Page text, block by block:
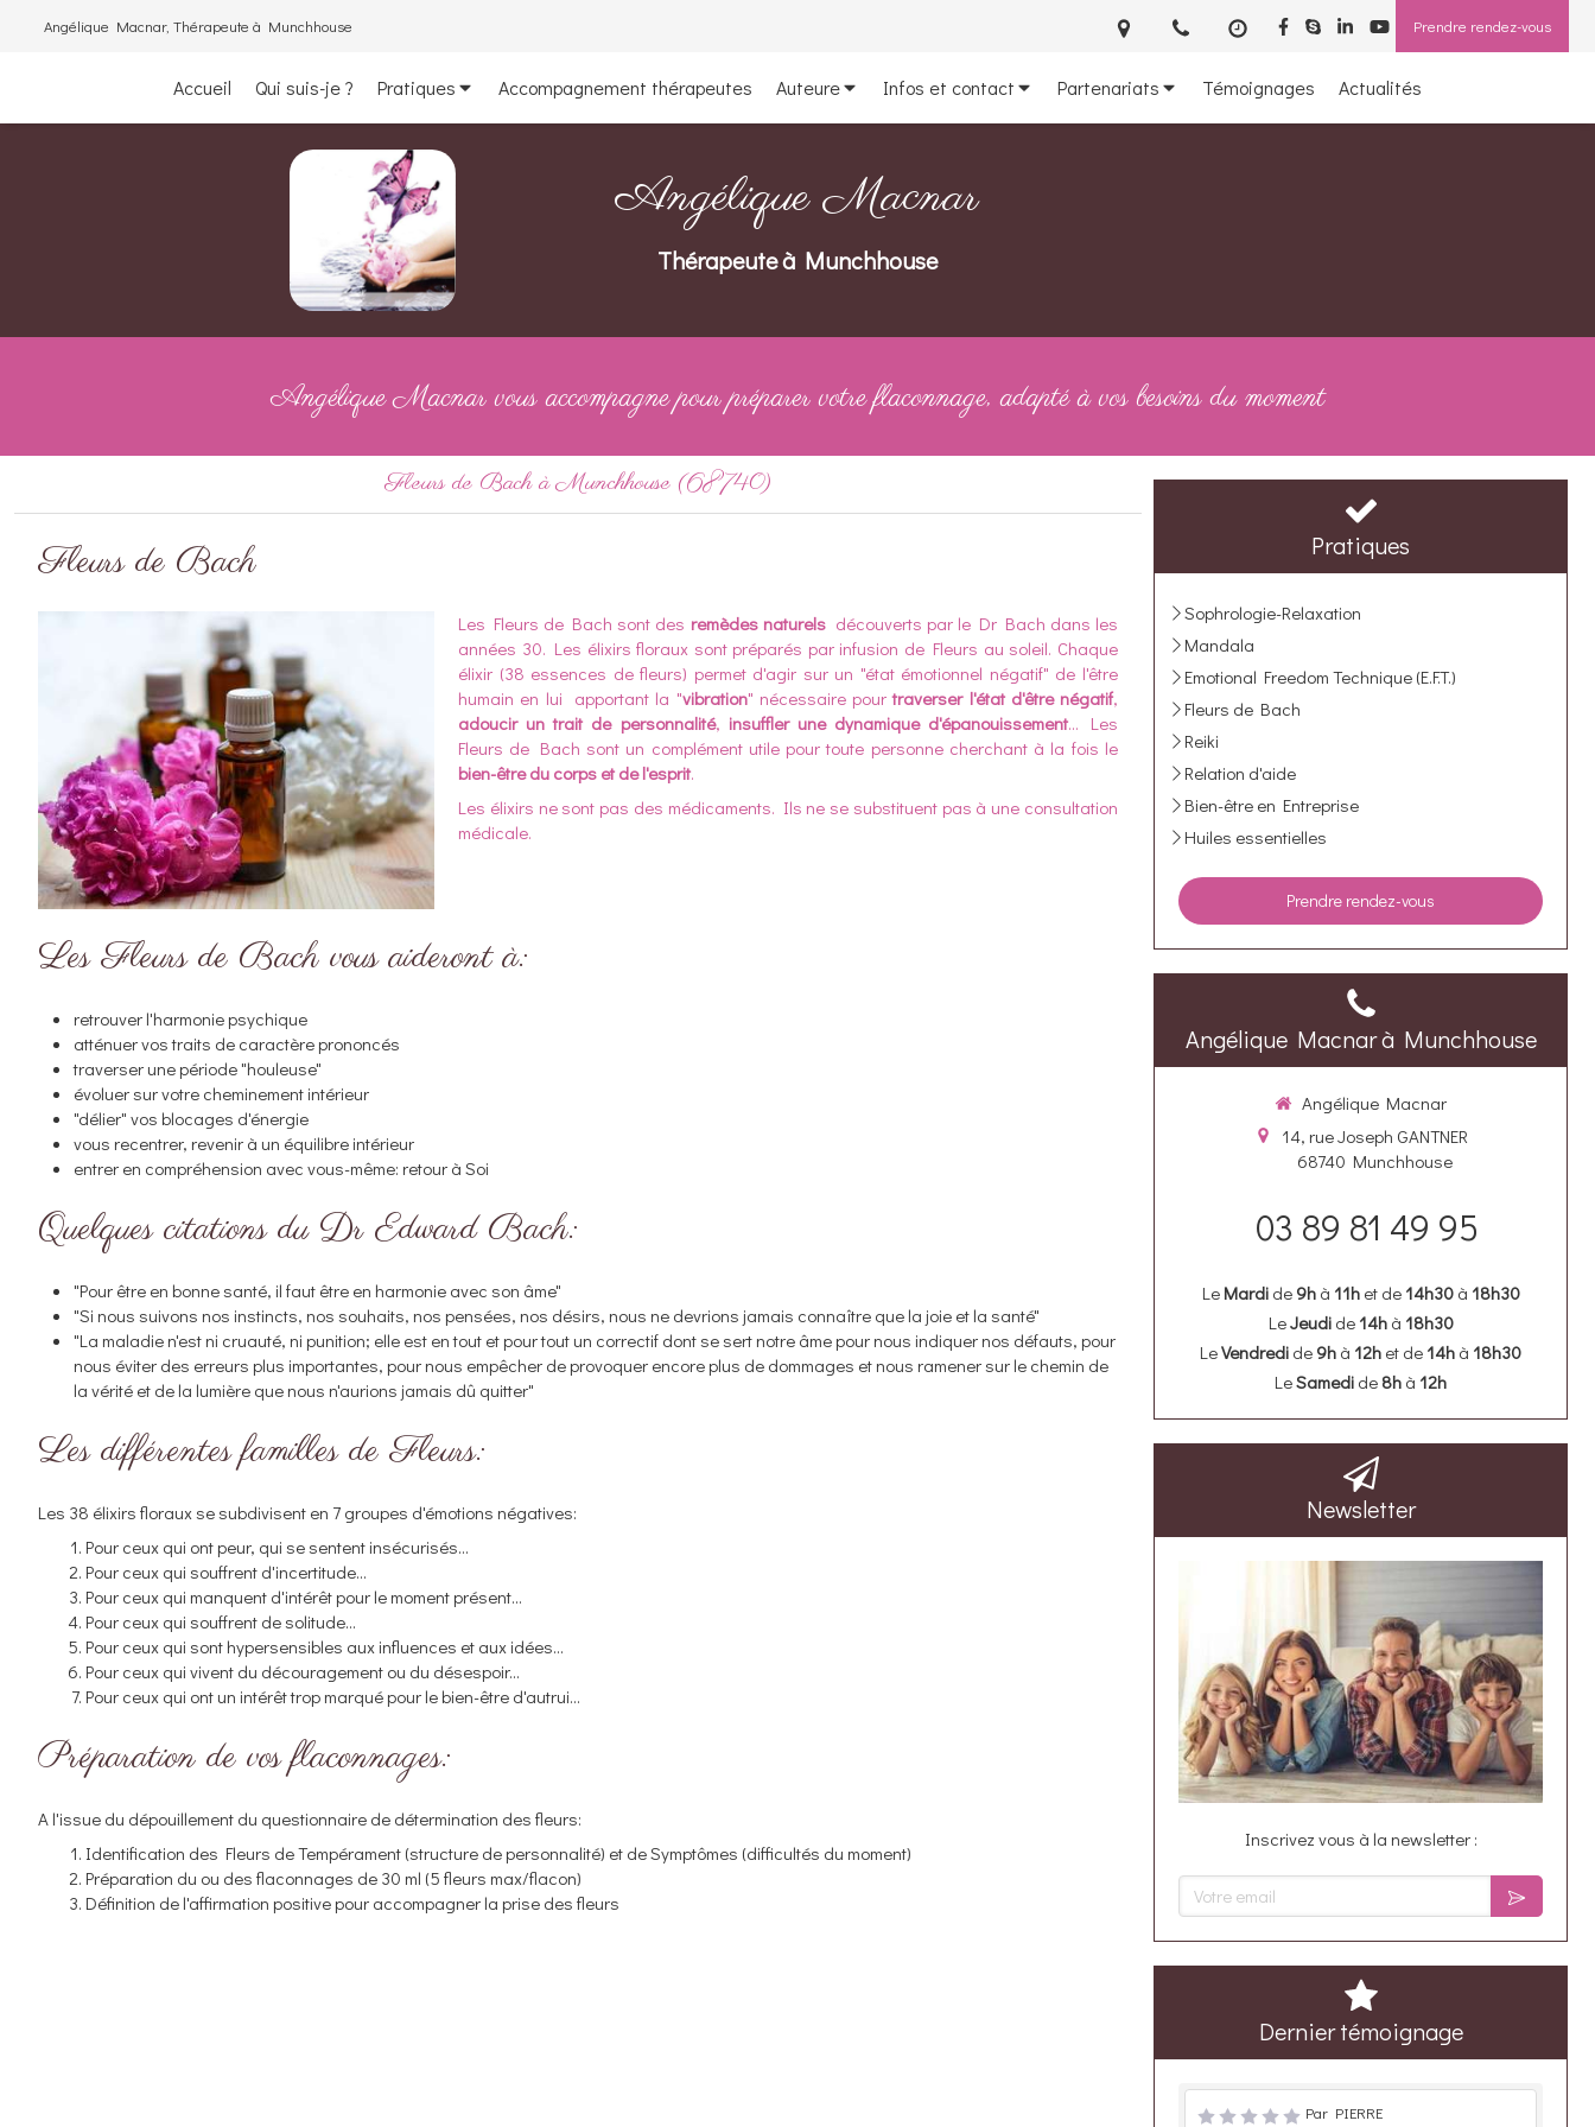
Angélique Macnar, Thérapeute à Munchhouse Prendre rendez-vous
Accueil Qui suis-je ? Pratiques Accompagnement thérapeutes Auteure Infos et contact Partenariats Témoignages Actualités
Angélique Macnar
Thérapeute à Munchhouse
Angélique Macnar vous accompagne pour préparer votre flaconnage, adapté à vos besoins du moment
Fleurs de Bach à Munchhouse (68740)
Fleurs de Bach
Les Fleurs de Bach sont des remèdes naturelsdécouverts par le Dr Bach dans les
années 30. Les élixirs floraux sont préparés par infusion de Fleurs au soleil. Chaque
élixir (38 essences de fleurs) permet d'agir sur un "état émotionnel négatif" de l'être
humain en lui apportant la "vibration" nécessaire pourtraverser l'état d'être négatif,
adoucir un trait de personnalité, insuffler une dynamique d'épanouissement... Les
Fleurs de Bach sont un complément utile pour toute personne cherchant à la fois le
bien-être du corps et de l'esprit.
Les élixirs ne sont pas des médicaments. Ils ne se substituent pas à une consultation
médicale.
Les Fleurs de Bach vous aideront à:
retrouver l'harmonie psychique
atténuer vos traits de caractère prononcés
traverser une période "houleuse"
évoluer sur votre cheminement intérieur
"délier" vos blocages d'énergie
vous recentrer, revenir à un équilibre intérieur
entrer en compréhension avec vous-même: retour à Soi
Quelques citations du Dr Edward Bach:
"Pour être en bonne santé, il faut être en harmonie avec son âme"
"Si nous suivons nos instincts, nos souhaits, nos pensées, nos désirs, nous ne devrions jamais connaître que la joie et la santé"
"La maladie n'est ni cruauté, ni punition; elle est en tout et pour tout un correctif dont se sert notre âme pour nous indiquer nos défauts, pour
nous éviter des erreurs plus importantes, pour nous empêcher de provoquer encore plus de dommages et nous ramener sur le chemin de
la vérité et de la lumière que nous n'aurions jamais dû quitter"
Les différentes familles de Fleurs:
Les 38 élixirs floraux se subdivisent en 7 groupes d'émotions négatives:
Pour ceux qui ont peur, qui se sentent insécurisés...
Pour ceux qui souffrent d'incertitude...
Pour ceux qui manquent d'intérêt pour le moment présent...
Pour ceux qui souffrent de solitude...
Pour ceux qui sont hypersensibles aux influences et aux idées...
Pour ceux qui vivent du découragement ou du désespoir...
Pour ceux qui ont un intérêt trop marqué pour le bien-être d'autrui...
Préparation de vos flaconnages:
A l'issue du dépouillement du questionnaire de détermination des fleurs:
Identification des Fleurs de Tempérament (structure de personnalité) et de Symptômes (difficultés du moment)
Préparation du ou des flaconnages de 30 ml (5 fleurs max/flacon)
Définition de l'affirmation positive pour accompagner la prise des fleurs
Pratiques
Sophrologie-Relaxation
Mandala
Emotional Freedom Technique (E.F.T.)
Fleurs de Bach
Reiki
Relation d'aide
Bien-être en Entreprise
Huiles essentielles
Prendre rendez-vous
Angélique Macnar à Munchhouse
Angélique Macnar
14, rue Joseph GANTNER
68740 Munchhouse
03 89 81 49 95
Le Mardide 9hà 11het de 14h30à 18h30
LeJeudide 14hà 18h30
LeVendredi de 9h à 12h et de 14h à 18h30
LeSamedi de 8h à 12h
Newsletter
Inscrivez vous à la newsletter :
Votre email
Dernier témoignage
Par PIERRE